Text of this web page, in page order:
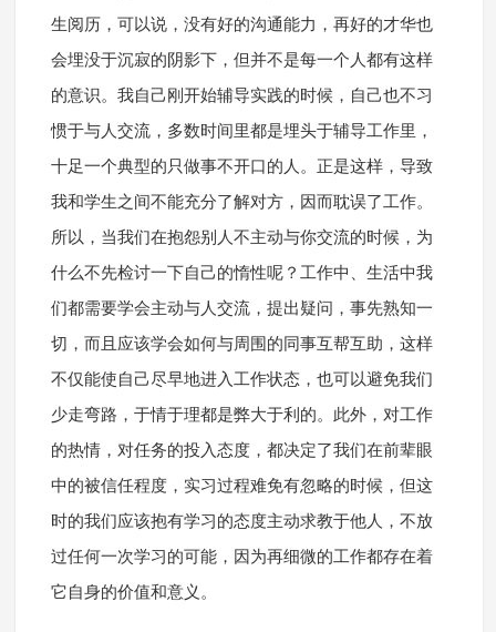
生阅历，可以说，没有好的沟通能力，再好的才华也
会埋没于沉寂的阴影下，但并不是每一个人都有这样
的意识。我自己刚开始辅导实践的时候，自己也不习
惯于与人交流，多数时间里都是埋头于辅导工作里，
十足一个典型的只做事不开口的人。正是这样，导致
我和学生之间不能充分了解对方，因而耽误了工作。
所以，当我们在抱怨别人不主动与你交流的时候，为
什么不先检讨一下自己的惰性呢？工作中、生活中我
们都需要学会主动与人交流，提出疑问，事先熟知一
切，而且应该学会如何与周围的同事互帮互助，这样
不仅能使自己尽早地进入工作状态，也可以避免我们
少走弯路，于情于理都是弊大于利的。此外，对工作
的热情，对任务的投入态度，都决定了我们在前辈眼
中的被信任程度，实习过程难免有忽略的时候，但这
时的我们应该抱有学习的态度主动求教于他人，不放
过任何一次学习的可能，因为再细微的工作都存在着
它自身的价值和意义。